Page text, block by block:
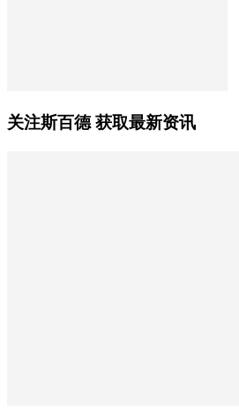
关注斯百德 获取最新资讯